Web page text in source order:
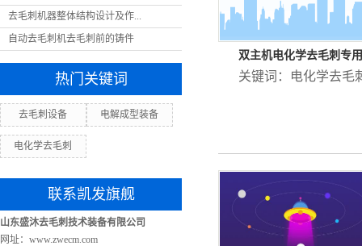
去毛刺机器整体结构设计及作...
自动去毛刺机去毛刺前的铸件
热门关键词
去毛刺设备 电解成型装备
电化学去毛刺
联系凯发旗舰
山东盛沐去毛刺技术装备有限公司
网址：www.zwecm.com
双主机电化学去毛刺专
关键词： 电化学去毛